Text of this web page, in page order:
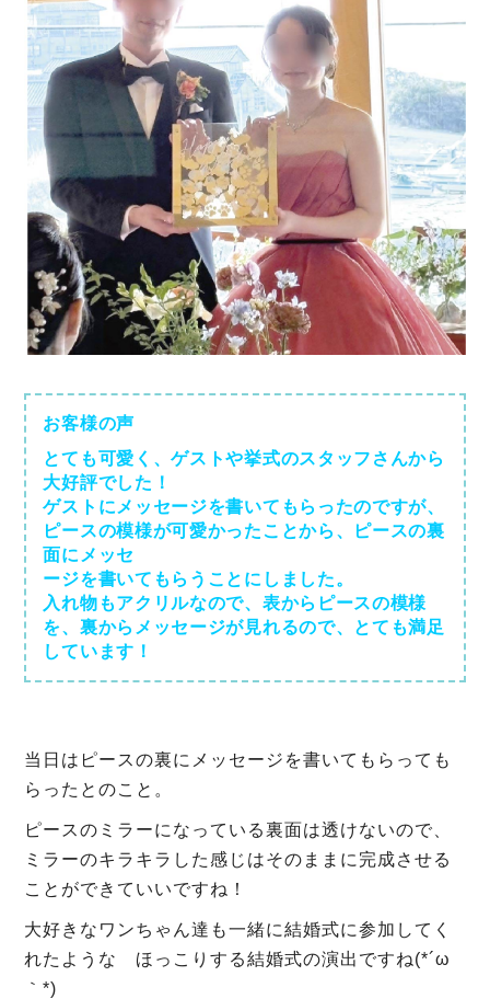
お客様の声
とても可愛く、ゲストや挙式のスタッフさんから
大好評でした！
ゲストにメッセージを書いてもらったのですが、
ピースの模様が可愛かったことから、ピースの裏
面にメッセ
ージを書いてもらうことにしました。
入れ物もアクリルなので、表からピースの模様
を、裏からメッセージが見れるので、とても満足
しています！
当日はピースの裏にメッセージを書いてもらっても
らったとのこと。
ピースのミラーになっている裏面は透けないので、
ミラーのキラキラした感じはそのままに完成させる
ことができていいですね！
大好きなワンちゃん達も一緒に結婚式に参加してく
れたような ほっこりする結婚式の演出ですね(*´ω
｀*)